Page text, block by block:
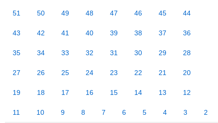
51 50 49 48 47 46 45 44
43 42 41 40 39 38 37 36
35 34 33 32 31 30 29 28
27 26 25 24 23 22 21 20
19 18 17 16 15 14 13 12
11 10 9 8 7 6 5 4 3
2